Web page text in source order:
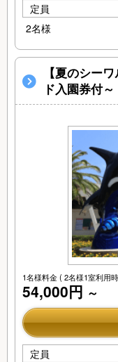
定員
2名様
【夏のシー
ド入園券付～
1名様料金( 2名様1室利用
54,000円 ～
定員